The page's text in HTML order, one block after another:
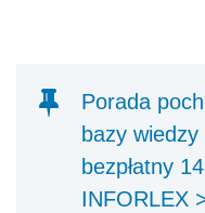
Porada
bazy
bezpłatny
INFORLEX